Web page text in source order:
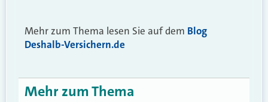
Mehr zum Thema lesen Sie auf dem Blog
Deshalb-Versichern.de
Mehr zum Thema